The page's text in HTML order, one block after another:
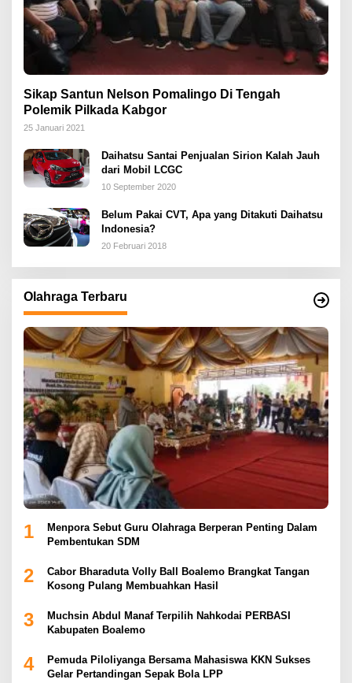
Sikap Santun Nelson Pomalingo Di Tengah
Polemik Pilkada Kabgor
25 Januari 2021
Daihatsu Santai Penjualan Sirion Kalah Jauh
dari Mobil LCGC
10 September 2020
Belum Pakai CVT, Apa yang Ditakuti Daihatsu
Indonesia?
20 Februari 2018
Olahraga Terbaru
1
Menpora Sebut Guru Olahraga Berperan Penting Dalam
Pembentukan SDM
2
Cabor Bharaduta Volly Ball Boalemo Brangkat Tangan
Kosong Pulang Membuahkan Hasil
3
Muchsin Abdul Manaf Terpilih Nahkodai PERBASI
Kabupaten Boalemo
4
Pemuda Piloliyanga Bersama Mahasiswa KKN Sukses
Gelar Pertandingan Sepak Bola LPP